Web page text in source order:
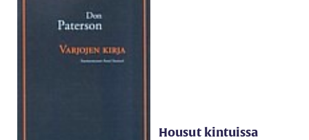
Housut kintuissa